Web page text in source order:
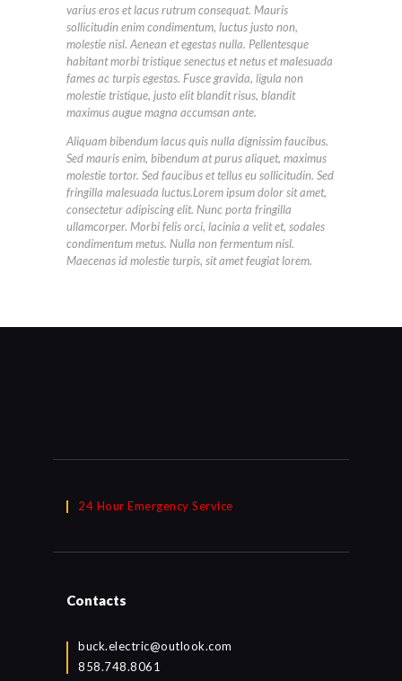
varius eros et lacus rutrum consequat. Mauris
sollicitudin enim condimentum, luctus justo non,
molestie nisl. Aenean et egestas nulla. Pellentesque
habitant morbi tristique senectus et netus et malesuada
fames ac turpis egestas. Fusce gravida, ligula non
molestie tristique, justo elit blandit risus, blandit
maximus augue magna accumsan ante.
Aliquam bibendum lacus quis nulla dignissim faucibus.
Sed mauris enim, bibendum at purus aliquet, maximus
molestie tortor. Sed faucibus et tellus eu sollicitudin. Sed
fringilla malesuada luctus.Lorem ipsum dolor sit amet,
consectetur adipiscing elit. Nunc porta fringilla
ullamcorper. Morbi felis orci, lacinia a velit et, sodales
condimentum metus. Nulla non fermentum nisl.
Maecenas id molestie turpis, sit amet feugiat lorem.
24 Hour Emergency Service
Contacts
buck.electric@outlook.com
858.748.8061